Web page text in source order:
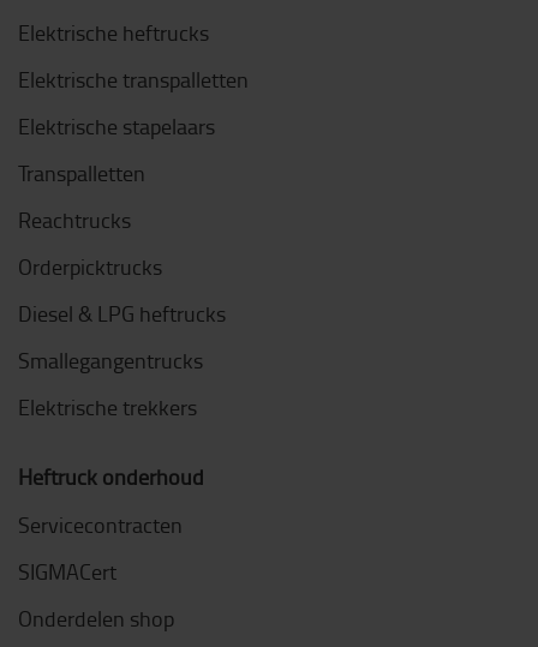
Elektrische heftrucks
Elektrische transpalletten
Elektrische stapelaars
Transpalletten
Reachtrucks
Orderpicktrucks
Diesel & LPG heftrucks
Smallegangentrucks
Elektrische trekkers
Heftruck onderhoud
Servicecontracten
SIGMACert
Onderdelen shop